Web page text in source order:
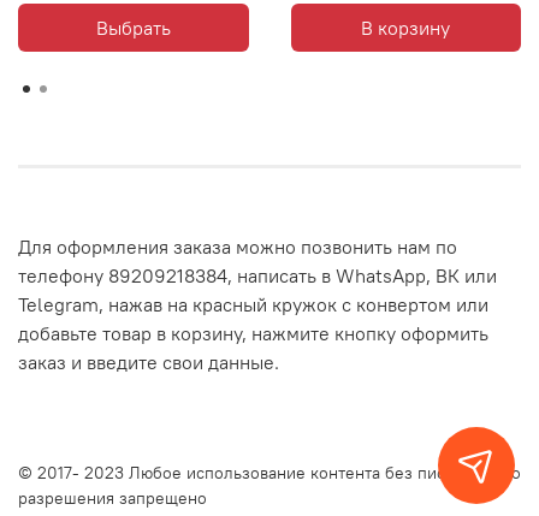
Выбрать В корзину
Для оформления заказа можно позвонить нам по
телефону 89209218384, написать в WhatsApp, ВК или
Telegram, нажав на красный кружок с конвертом или
добавьте товар в корзину, нажмите кнопку оформить
заказ и введите свои данные.
© 2017- 2023 Любое использование контента без письменного
разрешения запрещено